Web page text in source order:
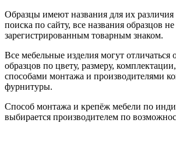
Образцы имеют названия для их различия
поиска по сайту, все названия образцов
зарегистрированным товарным знаком.
Все мебельные изделия могут отличаться
образцов по цвету, размеру,
способами монтажа и производителями
фурнитуры.
Способ монтажа и крепёж мебели по
выбирается производителем по